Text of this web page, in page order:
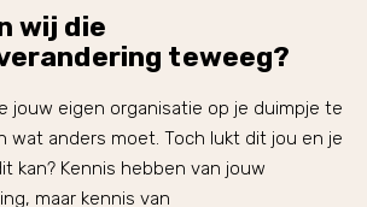
wij die
teweeg?
jouw eigen organisatie op je duimpje te
wat anders moet. Toch lukt dit jou en je
kan? Kennis hebben van jouw
maar kennis van